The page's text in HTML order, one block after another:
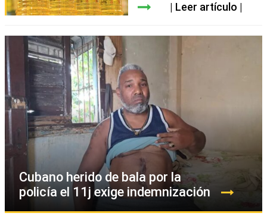
Leer artículo
Cubano herido de bala por la
policía el 11j exige indemnización